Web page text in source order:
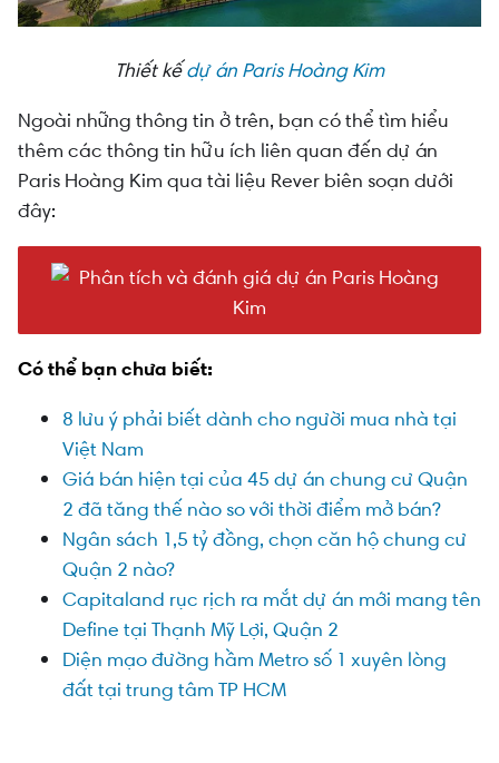
Thiết kếdự án Paris Hoàng Kim
Ngoài những thông tin ở trên, bạn có thể tìm hiểu
thêm các thông tin hữu ích liên quan đến dự án
Paris Hoàng Kim qua tài liệu Rever biên soạn dưới
đây:
Có thể bạn chưa biết:
8 lưu ý phải biết dành cho người mua nhà tại
Việt Nam
Giá bán hiện tại của 45 dự án chung cư Quận
2 đã tăng thế nào so với thời điểm mở bán?
Ngân sách 1,5 tỷ đồng, chọn căn hộ chung cư
Quận 2 nào?
Capitaland rục rịch ra mắt dự án mới mang tên
Define tại Thạnh Mỹ Lợi, Quận 2
Diện mạo đường hầm Metro số 1 xuyên lòng
đất tại trung tâm TP HCM